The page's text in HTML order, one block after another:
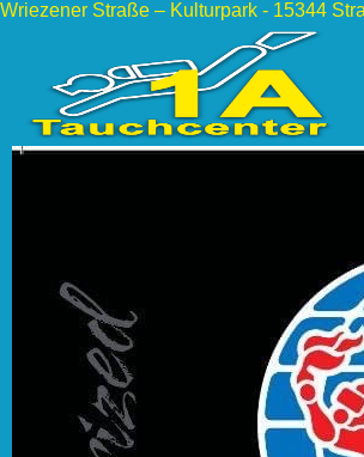
Wriezener Straße – Kulturpark - 15344